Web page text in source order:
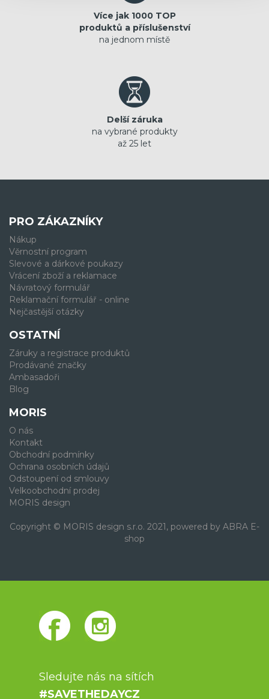
Více jak 1000 TOP
produktů a příslušenství
na jednom místě
Delší záruka
na vybrané produkty
až 25 let
PRO ZÁKAZNÍKY
Nákup
Věrnostní program
Slevové a dárkové poukazy
Vrácení zboží a reklamace
Návratový formulář
Reklamační formulář - online
Nejčastější otázky
OSTATNÍ
Záruky a registrace produktů
Prodávané značky
Ambasadoři
Blog
MORIS
O nás
Kontakt
Obchodní podmínky
Ochrana osobních údajů
Odstoupení od smlouvy
Velkoobchodní prodej
MORIS design
Copyright © MORIS design s.r.o. 2021, powered by ABRA E-
shop
Sledujte nás na sítích
#SAVETHEDAYCZ